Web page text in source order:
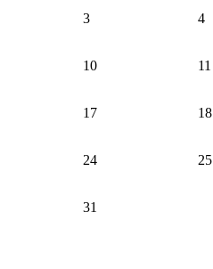
3 4
10 11
17 18
24 25
31